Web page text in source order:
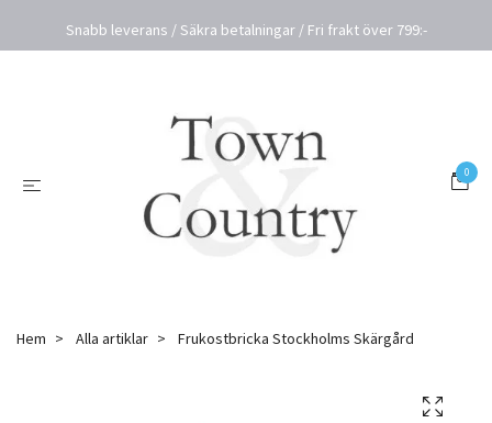
Snabb leverans / Säkra betalningar / Fri frakt över 799:-
0
Hem Alla artiklar Frukostbricka Stockholms Skärgård